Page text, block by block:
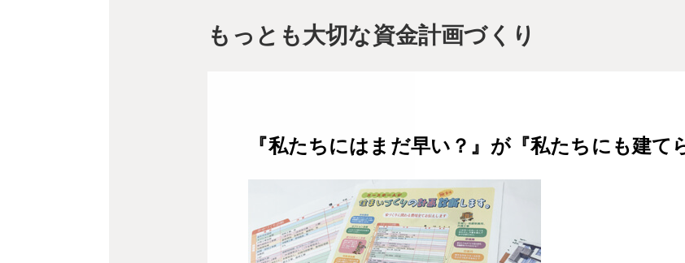
もっとも大切な資金計画づくり
『私たちにはまだ早い？』が『私たちにも建て